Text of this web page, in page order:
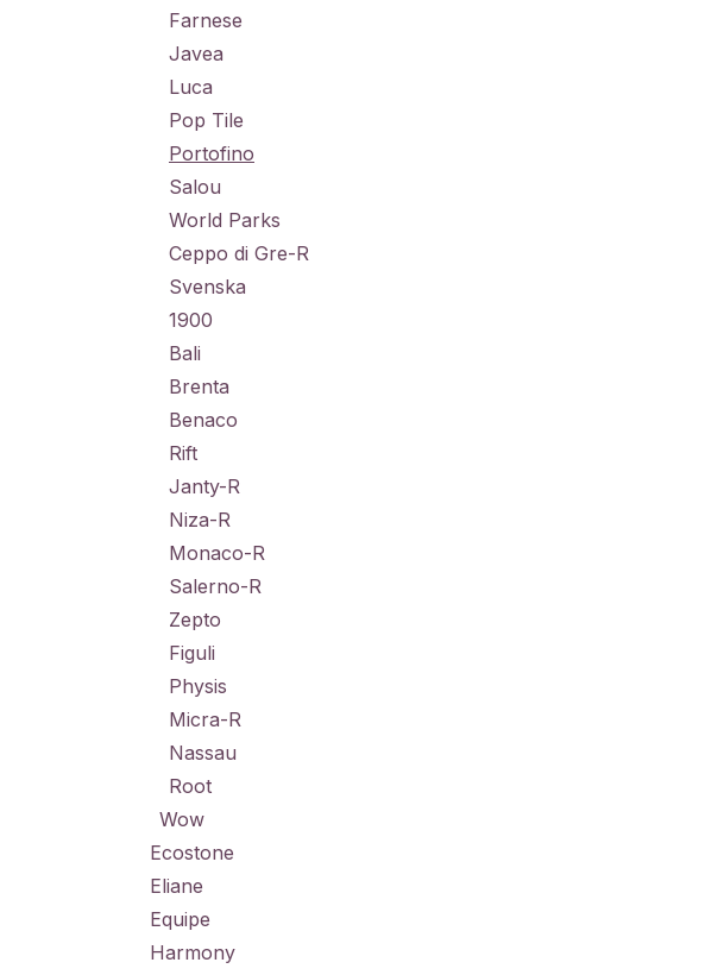
Farnese
Javea
Luca
Pop Tile
Portofino
Salou
World Parks
Ceppo di Gre-R
Svenska
1900
Bali
Brenta
Benaco
Rift
Janty-R
Niza-R
Monaco-R
Salerno-R
Zepto
Figuli
Physis
Micra-R
Nassau
Root
Wow
Ecostone
Eliane
Equipe
Harmony